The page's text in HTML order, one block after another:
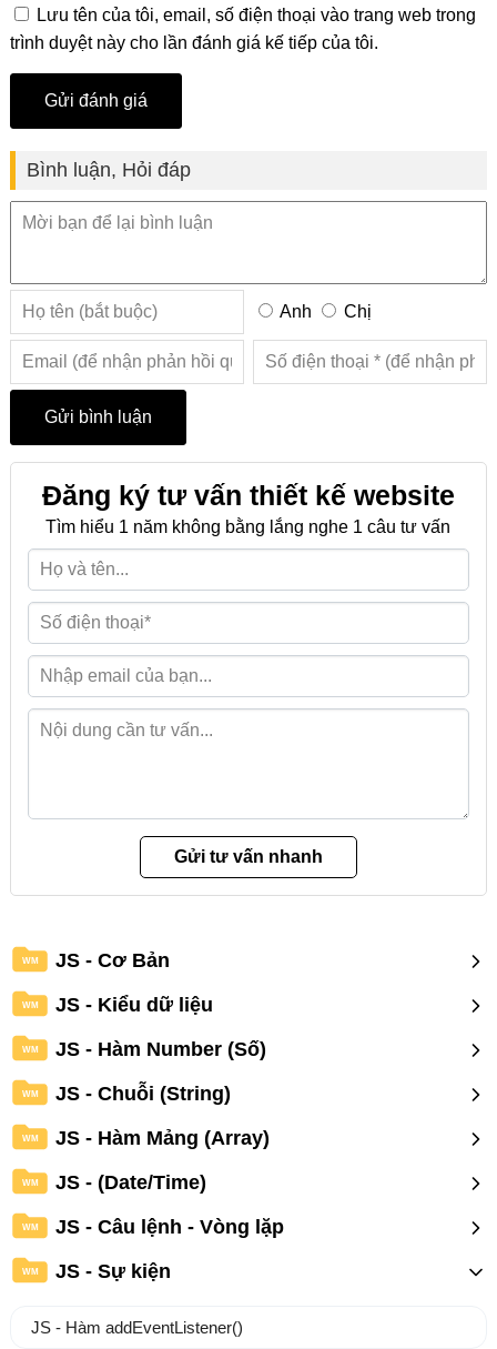
Lưu tên của tôi, email, số điện thoại vào trang web trong
trình duyệt này cho lần đánh giá kế tiếp của tôi.
Bình luận, Hỏi đáp
Anh Chị
Đăng ký tư vấn thiết kế website
Tìm hiểu 1 năm không bằng lắng nghe 1 câu tư vấn
WM JS - Cơ Bản
WM JS - Kiểu dữ liệu
WM JS - Hàm Number (Số)
WM JS - Chuỗi (String)
WM JS - Hàm Mảng (Array)
WM JS - (Date/Time)
WM JS - Câu lệnh - Vòng lặp
WM JS - Sự kiện
JS - Hàm addEventListener()